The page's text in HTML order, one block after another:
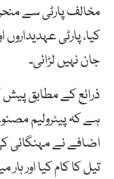
مخالف پارٹی سے
کیا، پارٹی
جان نہیں لڑائی۔
ذرائع کے مطابق پیش
ہے کہ پیٹرولیم
اضافے نے مہنگائی
تیل کا کام کیا اور ہار